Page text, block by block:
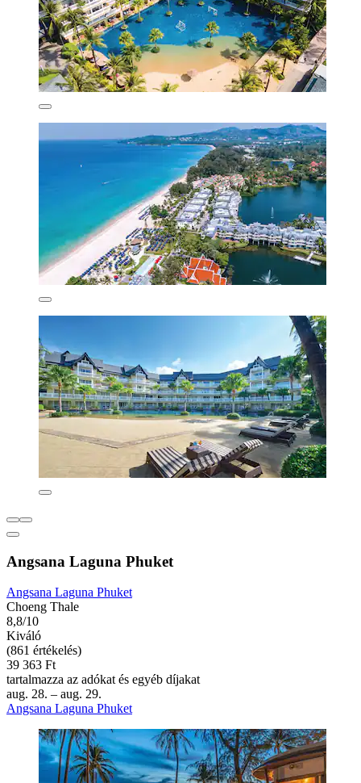
Angsana Laguna Phuket
Angsana Laguna Phuket
Choeng Thale
8,8/10
Kiváló
(861 értékelés)
39 363 Ft
tartalmazza az adókat és egyéb díjakat
aug. 28. – aug. 29.
Angsana Laguna Phuket